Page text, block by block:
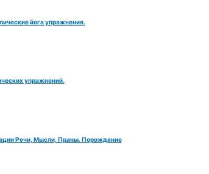
йога упражнения.
упражнений.
Речи, Мысли, Праны. Порождение